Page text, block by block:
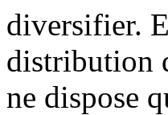
diversifier.
distribution
ne dispose